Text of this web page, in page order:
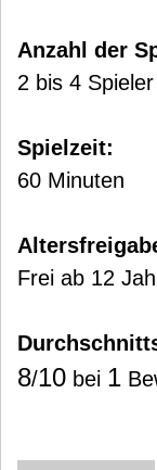
Anzahl der
2 bis 4 Spieler
Spielzeit:
60 Minuten
Frei ab 12
8/10 bei 1